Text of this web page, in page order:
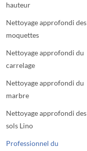
hauteur
Nettoyage approfondi des
moquettes
Nettoyage approfondi du
carrelage
Nettoyage approfondi du
marbre
Nettoyage approfondi des
sols Lino
Professionnel du